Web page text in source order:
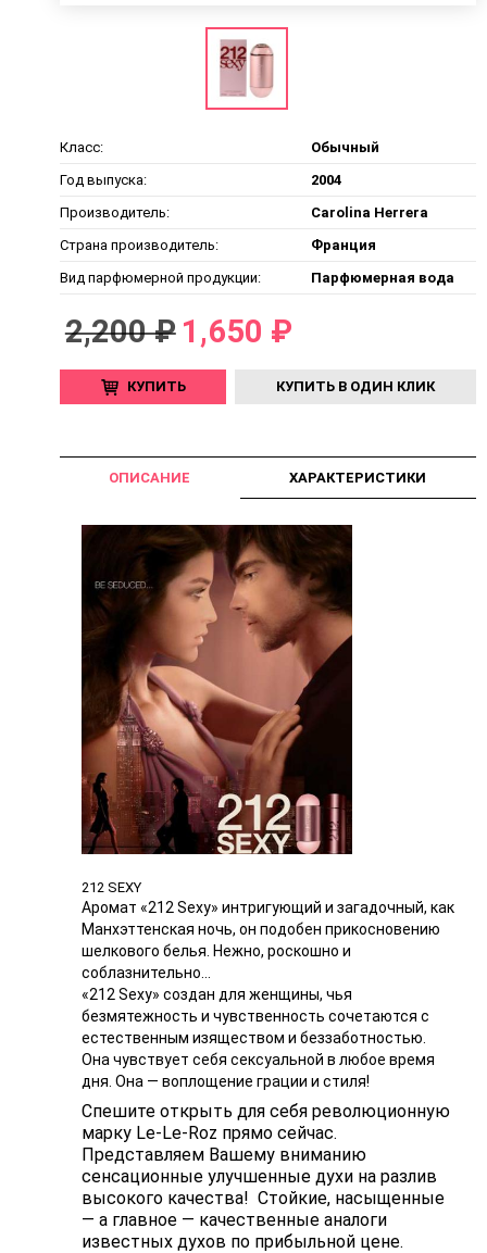
Класс:
Обычный
Год выпуска:
2004
Производитель:
Carolina Herrera
Страна производитель:
Франция
Вид парфюмерной продукции:
Парфюмерная вода
2,200 ₽ 1,650 ₽
КУПИТЬ КУПИТЬ В ОДИН КЛИК
ОПИСАНИЕ ХАРАКТЕРИСТИКИ
212 SEXY
Аромат «212 Sexy» интригующий и загадочный, как
Манхэттенская ночь, он подобен прикосновению
шелкового белья. Нежно, роскошно и
соблазнительно…
«212 Sexy» создан для женщины, чья
безмятежность и чувственность сочетаются с
естественным изяществом и беззаботностью.
Она чувствует себя сексуальной в любое время
дня. Она — воплощение грации и стиля!
Спешите открыть для себя революционную
марку Le-Le-Roz прямо сейчас.
Представляем Вашему вниманию
сенсационные улучшенные духи на разлив
высокого качества! Стойкие, насыщенные
— а главное — качественные аналоги
известных духов по прибыльной цене.